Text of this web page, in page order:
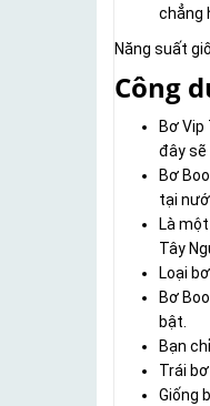
chẳng
Năng suất
Công
Bơ
đây sẽ
Bơ
tại
Là
Tây
Loại
Bơ
bật.
Bạn
Trái
Giống